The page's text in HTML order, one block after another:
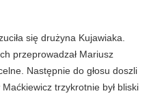
się drużyna Kujawiaka.
przeprowadzał Mariusz
Następnie do głosu doszli
trzykrotnie był bliski